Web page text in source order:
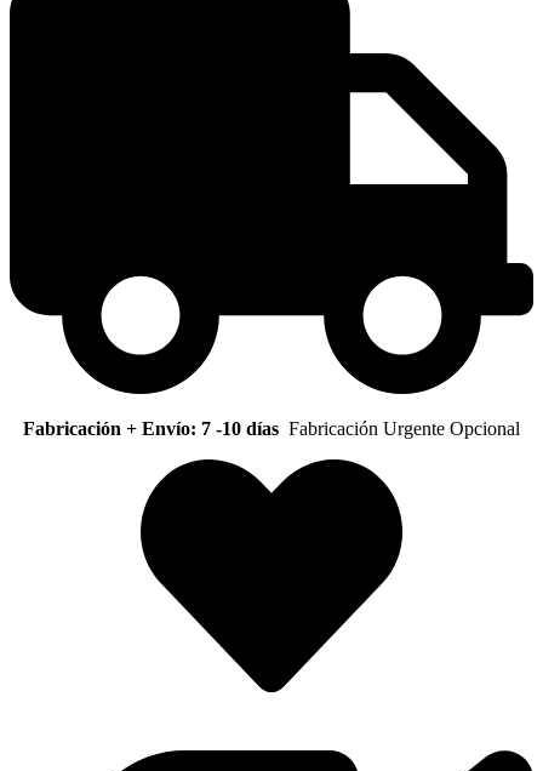
Fabricación + Envío: 7 -10 días Fabricación Urgente Opcional